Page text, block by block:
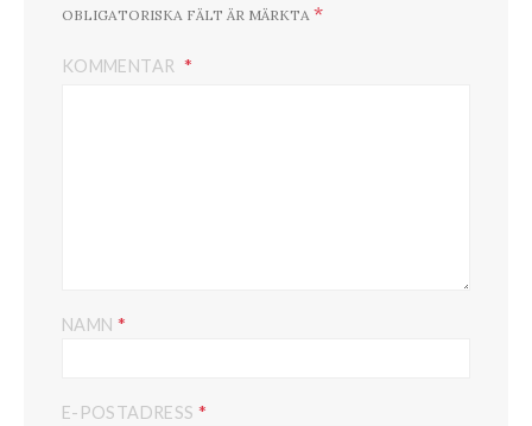
OBLIGATORISKA FÄLT ÄR MÄRKTA *
KOMMENTAR
NAMN *
E-POSTADRESS *